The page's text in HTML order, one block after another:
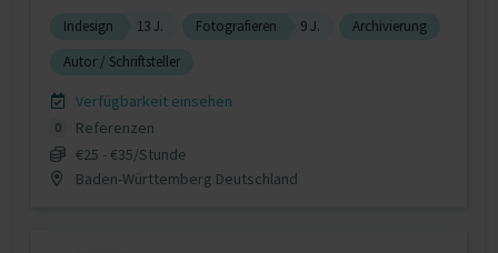
Indesign 13 J. Fotografieren 9 J.
Archivierung
Autor / Schriftsteller
Verfügbarkeit einsehen
0
Referenzen
€25 - €35/Stunde
Baden-Württemberg Deutschland